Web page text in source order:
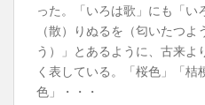
った。「いろは歌」にも「い
（散）りぬるを（匂いたつ
う）」とあるように、古来よ
く表している。「桜色」「桔
色」・・・